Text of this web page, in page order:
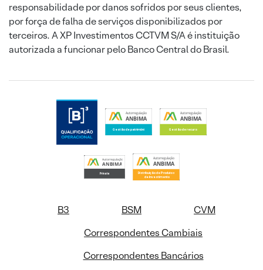
responsabilidade por danos sofridos por seus clientes,
por força de falha de serviços disponibilizados por
terceiros. A XP Investimentos CCTVM S/A é instituição
autorizada a funcionar pelo Banco Central do Brasil.
B3 BSM
CVM
Correspondentes Cambiais
Correspondentes Bancários